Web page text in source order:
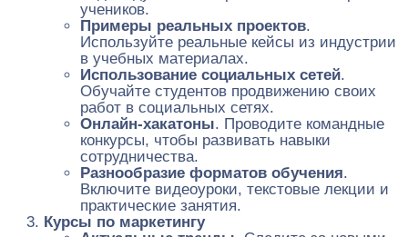
учеников.
Примеры реальных проектов.
Используйте реальные кейсы из индустрии
в учебных материалах.
Использование социальных сетей.
Обучайте студентов продвижению своих
работ в социальных сетях.
Онлайн-хакатоны. Проводите командные
конкурсы, чтобы развивать навыки
сотрудничества.
Разнообразие форматов обучения.
Включите видеоуроки, текстовые лекции и
практические занятия.
Курсы по маркетингу